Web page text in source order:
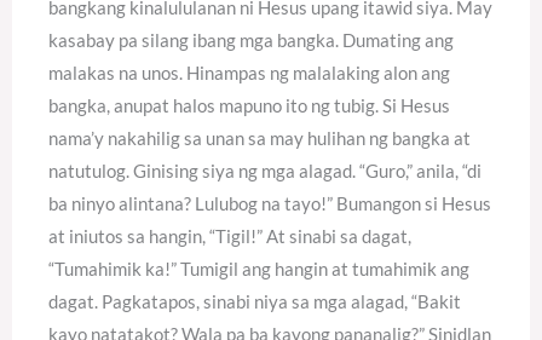
bangkang kinalululanan ni Hesus upang itawid siya. May
kasabay pa silang ibang mga bangka. Dumating ang
malakas na unos. Hinampas ng malalaking alon ang
bangka, anupat halos mapuno ito ng tubig. Si Hesus
nama’y nakahilig sa unan sa may hulihan ng bangka at
natutulog. Ginising siya ng mga alagad. “Guro,” anila, “di
ba ninyo alintana? Lulubog na tayo!” Bumangon si Hesus
at iniutos sa hangin, “Tigil!” At sinabi sa dagat,
“Tumahimik ka!” Tumigil ang hangin at tumahimik ang
dagat. Pagkatapos, sinabi niya sa mga alagad, “Bakit
kayo natatakot? Wala pa ba kayong pananalig?” Sinidlan